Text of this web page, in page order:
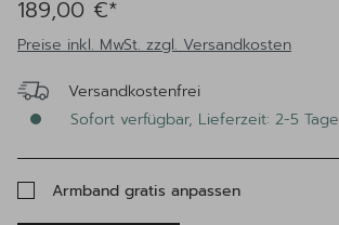
189,00 €*
Preise inkl. MwSt. zzgl. Versandkosten
Versandkostenfrei
Sofort verfügbar, Lieferzeit: 2-5 Tage
Armband gratis anpassen